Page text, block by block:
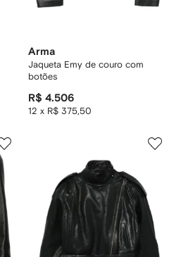
Arma
Jaqueta Emy de couro com
botões
R$ 4.506
12 x R$ 375,50